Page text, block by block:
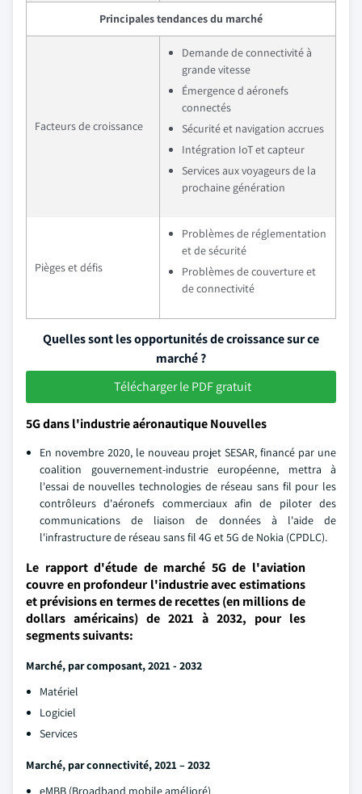
Principales tendances du marché
Facteurs de croissance
Demande de connectivité à
grande vitesse
Émergence d aéronefs
connectés
Sécurité et navigation accrues
Intégration IoT et capteur
Services aux voyageurs de la
prochaine génération
Pièges et défis
Problèmes de réglementation
et de sécurité
Problèmes de couverture et
de connectivité
Quelles sont les opportunités de croissance sur ce
marché ?
Télécharger le PDF gratuit
5G dans l'industrie aéronautique Nouvelles
En novembre 2020, le nouveau projet SESAR, financé par une
coalition gouvernement-industrie européenne, mettra à
l'essai de nouvelles technologies de réseau sans fil pour les
contrôleurs d'aéronefs commerciaux afin de piloter des
communications de liaison de données à l'aide de
l'infrastructure de réseau sans fil 4G et 5G de Nokia (CPDLC).
Le rapport d'étude de marché 5G de l'aviation
couvre en profondeur l'industrie avec estimations
et prévisions en termes de recettes (en millions de
dollars américains) de 2021 à 2032, pour les
segments suivants:
Marché, par composant, 2021 - 2032
Matériel
Logiciel
Services
Marché, par connectivité, 2021 – 2032
eMBB (Broadband mobile amélioré)